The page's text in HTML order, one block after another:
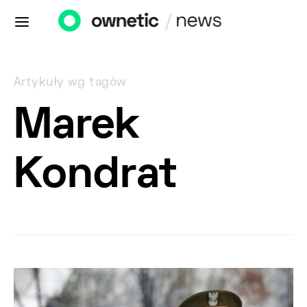
Artykuły wg tagów
Marek
Kondrat